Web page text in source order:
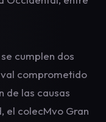
cumplen dos
comprometido
de las causas
el colecMvo Gran